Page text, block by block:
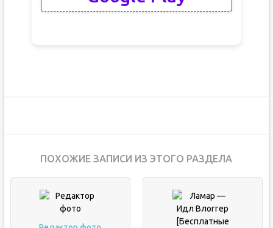
ПОХОЖИЕ ЗАПИСИ ИЗ ЭТОГО РАЗДЕЛА